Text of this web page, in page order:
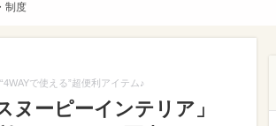
制度
で使える”超便利アイテム♪
ヌーピーインテリア」